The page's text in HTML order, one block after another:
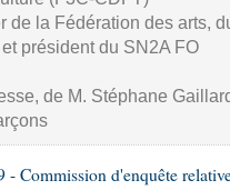
de la Fédération des arts,
président du SN2A FO
de M. Stéphane
- Commission d'enquête